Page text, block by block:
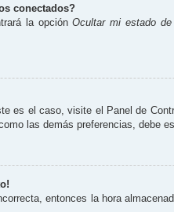
conectados?
la opciónOcultar mi estado de
es el caso, visite el Panel de
las demás preferencias, debe
entonces la hora